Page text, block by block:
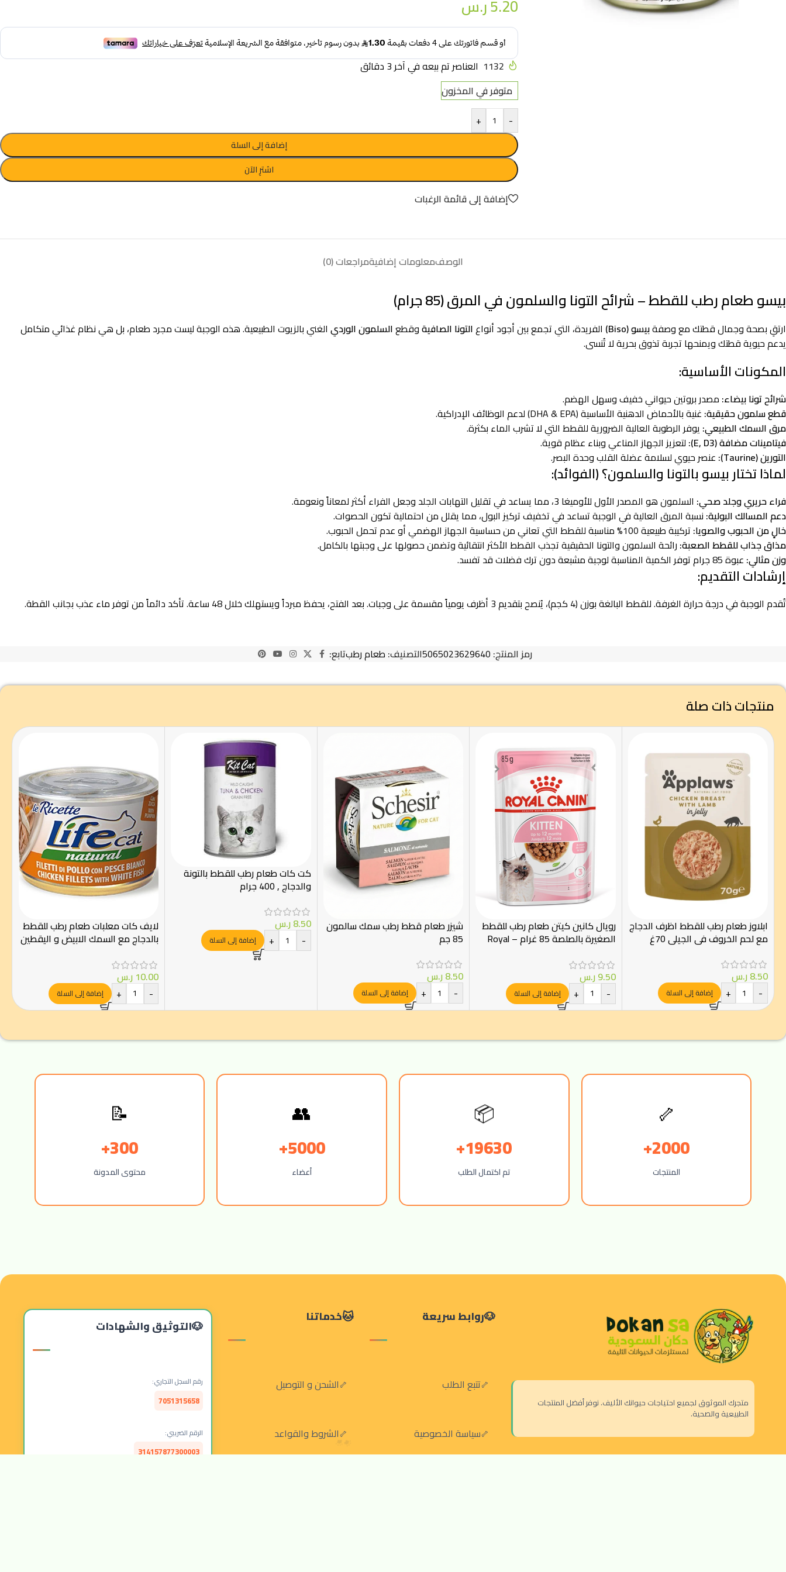
5.20ر.س
1132 العناصر تم بيعه في آخر 3 دقائق
متوفر في المخزون
-
+
إضافة إلى السلة
اشترِ الآن
إضافة إلى قائمة الرغبات
الوصفمعلومات إضافيةمراجعات (0)
بيسو طعام رطب للقطط – شرائح التونا والسلمون في المرق (85 جرام)
ارتقِ بصحة وجمال قطتك مع وصفةبيسو (Biso) الفريدة، التي تجمع بين أجود أنواعالتونا الصافيةوقطعالسلمون الوردي الغني بالزيوت الطبيعية. هذه الوجبة ليست مجرد طعام، بل هي نظام غذائي متكامل
يدعم حيوية قطتك ويمنحها تجربة تذوق بحرية لا تُنسى.
المكونات الأساسية:
شرائح تونا بيضاء: مصدر بروتين حيواني خفيف وسهل الهضم.
قطع سلمون حقيقية: غنية بالأحماض الدهنية الأساسية (DHA & EPA) لدعم الوظائف الإدراكية.
مرق السمك الطبيعي: يوفر الرطوبة العالية الضرورية للقطط التي لا تشرب الماء بكثرة.
فيتامينات مضافة (E, D3):
لتعزيز الجهاز المناعي وبناء عظام قوية.
التورين (Taurine):
عنصر حيوي لسلامة عضلة القلب وحدة البصر.
لماذا تختار بيسو بالتونا والسلمون؟ (الفوائد):
فراء حريري وجلد صحي: السلمون هو المصدر الأول للأوميغا 3، مما يساعد في تقليل التهابات الجلد وجعل الفراء أكثر لمعاناً ونعومة.
دعم المسالك البولية: نسبة المرق العالية في الوجبة تساعد في تخفيف تركيز البول، مما يقلل من احتمالية تكون الحصوات.
خالٍ من الحبوب والصويا: تركيبة طبيعية 100% مناسبة للقطط التي تعاني من حساسية الجهاز الهضمي أو عدم تحمل الحبوب.
مذاق جذاب للقطط الصعبة: رائحة السلمون والتونا الحقيقية تجذب القطط الأكثر انتقائية وتضمن حصولها على وجبتها بالكامل.
وزن مثالي: عبوة 85 جرام توفر الكمية المناسبة لوجبة مشبعة دون ترك فضلات قد تفسد.
إرشادات التقديم:
تُقدم الوجبة في درجة حرارة الغرفة. للقطط البالغة بوزن (4 كجم)، يُنصح بتقديم 3 أظرف يومياً مقسمة على وجبات. بعد الفتح، يحفظ مبرداً ويستهلك خلال 48 ساعة. تأكد دائماً من توفر ماء عذب بجانب القطة.
رمز المنتج: 5065023629640التصنيف: طعام رطبتابع:
منتجات ذات صلة
ابلاوز طعام رطب للقطط اظرف الدجاج
مع لحم الخروف في الجيلي 70غ
8.50ر.س
-
+ إضافة إلى السلة
رويال كانين كيتن طعام رطب للقطط
الصغيرة بالصلصة 85 غرام – Royal
9.50ر.س
-
+ إضافة إلى السلة
شيزر طعام قطط رطب سمك سالمون
85 جم
8.50ر.س
-
+ إضافة إلى السلة
كت كات طعام رطب للقطط بالتونة
والدجاج , 400 جرام
8.50ر.س
-
+ إضافة إلى السلة
لايف كات معلبات طعام رطب للقطط
بالدجاج مع السمك الابيض و اليقطين
10.00 ر.س
-
+ إضافة إلى السلة
🦴
2000+
المنتجات
📦
19630+
تم اكتمال الطلب
👥
5000+
أعضاء
📝
300+
محتوى المدونة
متجرك الموثوق لجميع احتياجات حيوانك الأليف. نوفر أفضل المنتجات
الطبيعية والصحية.
روابط سريعة
تتبع الطلب
سياسة الخصوصية
خدماتنا
الشحن و التوصيل
الشروط والقواعد
التوثيق والشهادات
رقم السجل التجاري:
7051315658
الرقم الضريبي:
314157877300003